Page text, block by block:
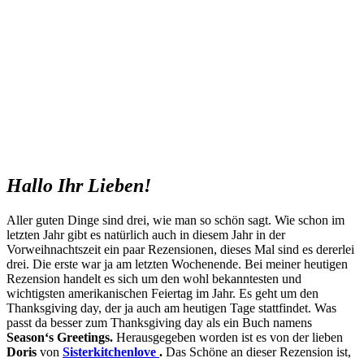
Hallo Ihr Lieben!
Aller guten Dinge sind drei, wie man so schön sagt. Wie schon im
letzten Jahr gibt es natürlich auch in diesem Jahr in der
Vorweihnachtszeit ein paar Rezensionen, dieses Mal sind es dererlei
drei. Die erste war ja am letzten Wochenende. Bei meiner heutigen
Rezension handelt es sich um den wohl bekanntesten und
wichtigsten amerikanischen Feiertag im Jahr. Es geht um den
Thanksgiving day, der ja auch am heutigen Tage stattfindet. Was
passt da besser zum Thanksgiving day als ein Buch namens
Season‘s Greetings. Herausgegeben worden ist es von der lieben
Doris von Sisterkitchenlove . Das Schöne an dieser Rezension ist,